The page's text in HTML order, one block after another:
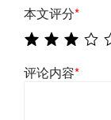
本文评分*
评论内容*